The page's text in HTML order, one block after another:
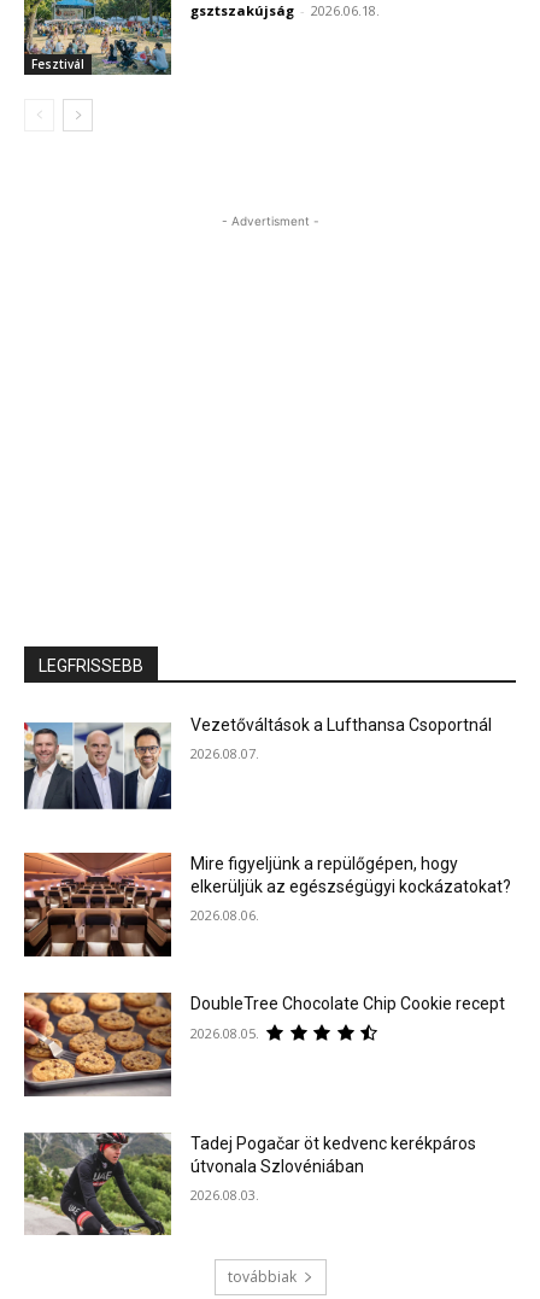
Fesztivál
gsztszakújság - 2026.06.18.
- Advertisment -
LEGFRISSEBB
Vezetőváltások a Lufthansa Csoportnál
2026.08.07.
Mire figyeljünk a repülőgépen, hogy
elkerüljük az egészségügyi kockázatokat?
2026.08.06.
DoubleTree Chocolate Chip Cookie recept
2026.08.05.
Tadej Pogačar öt kedvenc kerékpáros
útvonala Szlovéniában
2026.08.03.
továbbiak